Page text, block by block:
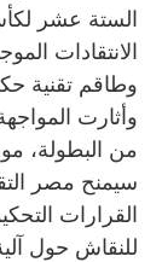
الانتقادات
وطاقم تقنية
وأثارت
من البطولة،
سيمنح مصر
القرارات
للنقاش حول